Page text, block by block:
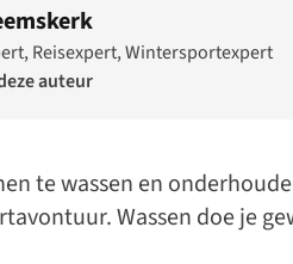
Reisexpert, Wintersportexpert
auteur
te wassen en
Wassen doe je